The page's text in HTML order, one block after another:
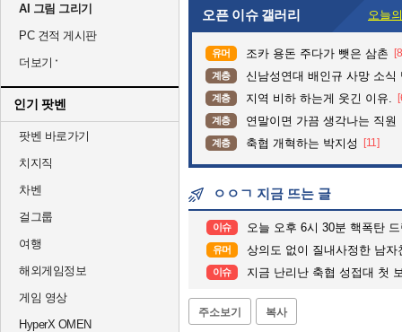
AI 그림 그리기
PC 견적 게시판
더보기
인기 팟벤
팟벤 바로가기
치지직
차벤
걸그룹
여행
해외게임정보
게임 영상
HyperX OMEN
오픈 이슈 갤러리 오늘
유머 조카 용돈 주다가 뺏은 삼촌
계층 신남성연대 배인규 사망 소식
계층 지역 비하 하는게 웃긴 이유.
계층 연말이면 가끔 생각나는 직원
계층 축협 개혁하는 박지성 [11]
ㅇㅇㄱ 지금 뜨는 글
이슈 오늘 오후 6시 30분 핵폭탄
유머 상의도 없이 질내사정한 남자
이슈 지금 난리난 축협 성접대 첫 보도한 jtbc
주소보기 복사